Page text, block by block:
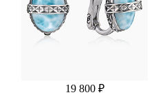
19 800 ₽